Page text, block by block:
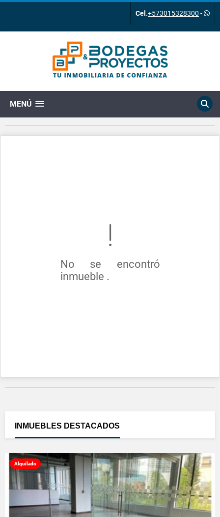
Cel.+573015328300 -
MENÚ
No se encontró
inmueble .
INMUEBLES DESTACADOS
Alquilado